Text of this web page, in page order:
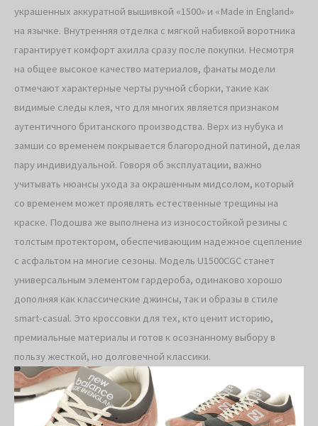
украшенных аккуратной вышивкой «1500» и «Made in England»
на язычке. Внутренняя отделка с мягкой набивкой воротника
гарантирует комфорт ахилла сразу после покупки. Несмотря
на общее высокое качество материалов, фанаты модели
отмечают характерные черты ручной сборки, такие как
видимые следы клея, что для многих является признаком
аутентичного британского производства. Верх из нубука и
замши со временем покрывается благородной патиной, делая
пару индивидуальной. Говоря об эксплуатации, важно
учитывать нюансы ухода за окрашенным мидсолом, который
со временем может проявлять естественные трещины на
краске. Подошва же выполнена из износостойкой резины с
толстым протектором, обеспечивающим надежное сцепление
с асфальтом на многие сезоны. Модель U1500CGC станет
универсальным элементом гардероба, одинаково хорошо
дополняя как классические джинсы, так и образы в стиле
smart-casual. Это кроссовки для тех, кто ценит историю,
премиальные материалы и готов к осознанному выбору в
пользу жесткой, но долговечной классики.